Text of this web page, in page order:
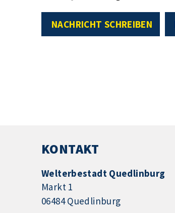
NACHRICHT SCHREIBEN
KONTAKT
Welterbestadt Quedlinburg
Markt 1
06484 Quedlinburg